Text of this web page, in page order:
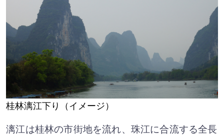
桂林漓江下り（イメージ）
漓江は桂林の市街地を流れ、珠江に合流する全長